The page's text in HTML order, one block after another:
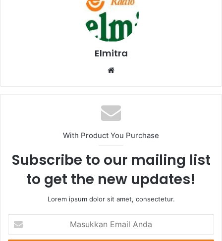
Elmitra
Website
With Product You Purchase
Subscribe to our mailing list
to get the new updates!
Lorem ipsum dolor sit amet, consectetur.
Email